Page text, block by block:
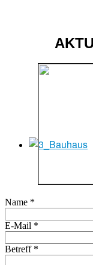
Name *
E-Mail *
Betreff *